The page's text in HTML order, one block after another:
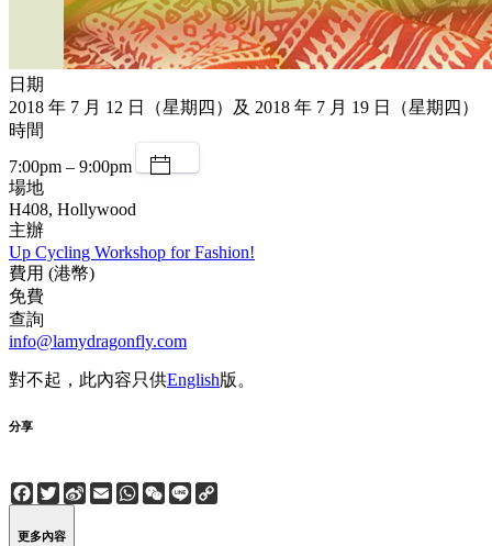
日期
2018 年 7 月 12 日（星期四）及 2018 年 7 月 19 日（星期四）
時間
7:00pm – 9:00pm
場地
H408, Hollywood
主辦
Up Cycling Workshop for Fashion!
費用 (港幣)
免費
查詢
info@lamydragonfly.com
對不起，此內容只供English版。
分享
Facebook
Twitter
Sina
Weibo
EmailWhatsApp
WeChat
Line
更多內容